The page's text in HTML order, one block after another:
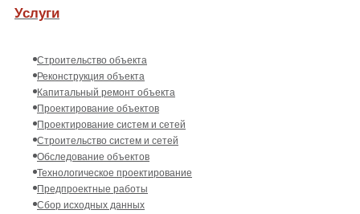
Услуги
Строительство объекта
Реконструкция объекта
Капитальный ремонт объекта
Проектирование объектов
Проектирование систем и сетей
Строительство систем и сетей
Обследование объектов
Технологическое проектирование
Предпроектные работы
Сбор исходных данных